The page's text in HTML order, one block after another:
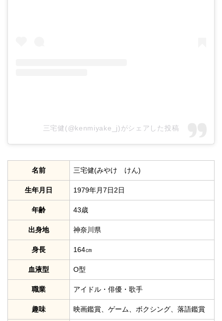
三宅健(@kenmiyake_j)がシェアした投稿
名前 三宅健(みやけ けん)
生年月日 1979年月7日2日
年齢 43歳
出身地 神奈川県
身長 164㎝
血液型 O型
職業 アイドル・俳優・歌手
趣味 映画鑑賞、ゲーム、ボクシング、落語鑑賞